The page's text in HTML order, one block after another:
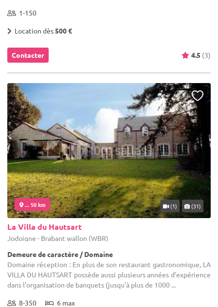
1-150
Location dès500 €
Contacter 4.5 (3)
... 50 km (1) (31)
La Villa du Hautsart
Jodoigne - Brabant wallon (WBR)
Demeure de caractère / Domaine
Domaine réception : En plus de son restaurant gastronomique, LA
VILLA DU HAUTSART possède aussi plusieurs années d'expérience
dans l'organisation de banquets (jusqu'à plus de 1000 ...
8-350 6 max